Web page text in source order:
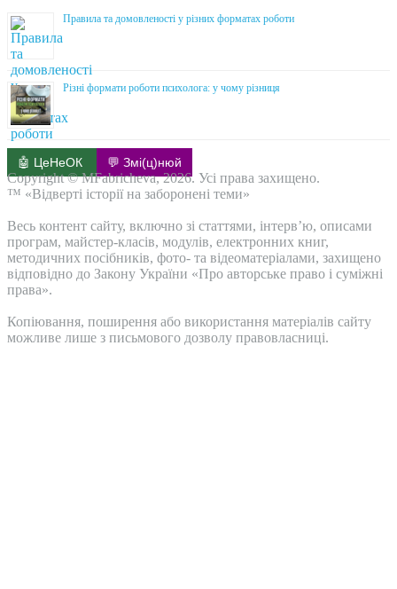
Правила та домовленості у різних форматах роботи
Різні формати роботи психолога: у чому різниця
🤖 ЦеНеОК 💬 Змі(ц)нюй
Copyright © MFabricheva, 2026. Усі права захищено.
™ «Відверті історії на заборонені теми»
Весь контент сайту, включно зі статтями, інтерв’ю, описами
програм, майстер-класів, модулів, електронних книг,
методичних посібників, фото- та відеоматеріалами, захищено
відповідно до Закону України «Про авторське право і суміжні
права».
Копіювання, поширення або використання матеріалів сайту
можливе лише з письмового дозволу правовласниці.